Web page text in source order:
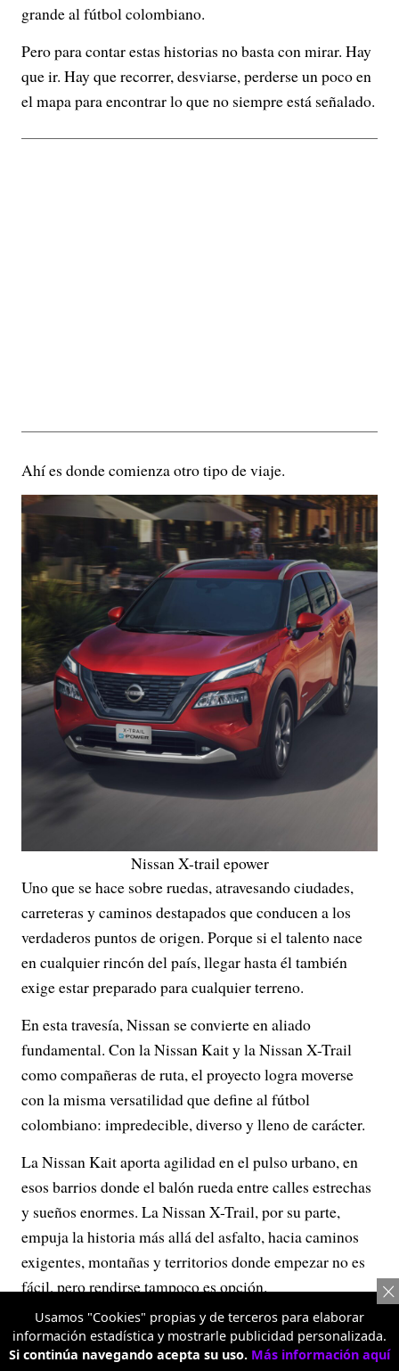
grande al fútbol colombiano.
Pero para contar estas historias no basta con mirar. Hay
que ir. Hay que recorrer, desviarse, perderse un poco en
el mapa para encontrar lo que no siempre está señalado.
Ahí es donde comienza otro tipo de viaje.
Nissan X-trail epower
Uno que se hace sobre ruedas, atravesando ciudades,
carreteras y caminos destapados que conducen a los
verdaderos puntos de origen. Porque si el talento nace
en cualquier rincón del país, llegar hasta él también
exige estar preparado para cualquier terreno.
En esta travesía, Nissan se convierte en aliado
fundamental. Con la Nissan Kait y la Nissan X-Trail
como compañeras de ruta, el proyecto logra moverse
con la misma versatilidad que define al fútbol
colombiano: impredecible, diverso y lleno de carácter.
La Nissan Kait aporta agilidad en el pulso urbano, en
esos barrios donde el balón rueda entre calles estrechas
y sueños enormes. La Nissan X-Trail, por su parte,
empuja la historia más allá del asfalto, hacia caminos
exigentes, montañas y territorios donde empezar no es
fácil, pero rendirse tampoco es opción.
Porque así como los jugadores aprenden a adaptarse a
cualquier cancha, esta travesía también se construye
Usamos "Cookies" propias y de terceros para elaborar
información estadística y mostrarle publicidad personalizada.
Si continúa navegando acepta su uso. Más información aquí